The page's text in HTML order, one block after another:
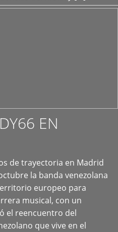
EN
de trayectoria en Madrid
la banda venezolana
europeo para
musical, con un
el reencuentro del
que vive en el